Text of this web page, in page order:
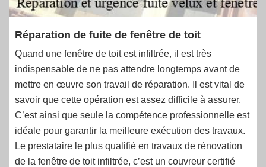
Réparation de fuite de fenêtre de toit
Quand une fenêtre de toit est infiltrée, il est très
indispensable de ne pas attendre longtemps avant de
mettre en œuvre son travail de réparation. Il est vital de
savoir que cette opération est assez difficile à assurer.
C’est ainsi que seule la compétence professionnelle est
idéale pour garantir la meilleure exécution des travaux.
Le prestataire le plus qualifié en travaux de rénovation
de la fenêtre de toit infiltrée, c’est un couvreur certifié